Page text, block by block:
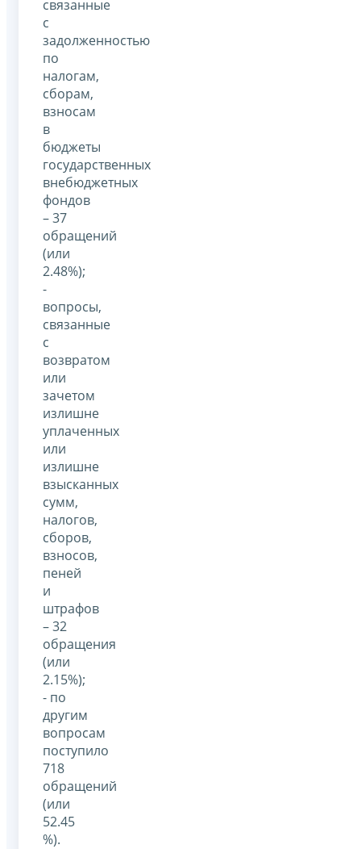
связанные
с
задолженностью
по
налогам,
сборам,
взносам
в
бюджеты
государственных
внебюджетных
фондов
– 37
обращений
(или
2.48%);
-
вопросы,
связанные
с
возвратом
или
зачетом
излишне
уплаченных
или
излишне
взысканных
сумм,
налогов,
сборов,
взносов,
пеней
и
штрафов
– 32
обращения
(или
2.15%);
- по
другим
вопросам
поступило
718
обращений
(или
52.45
%).